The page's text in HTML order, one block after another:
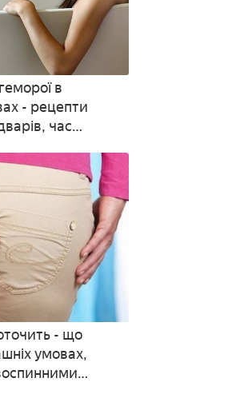
в
- рецепти
час
- що
умовах,